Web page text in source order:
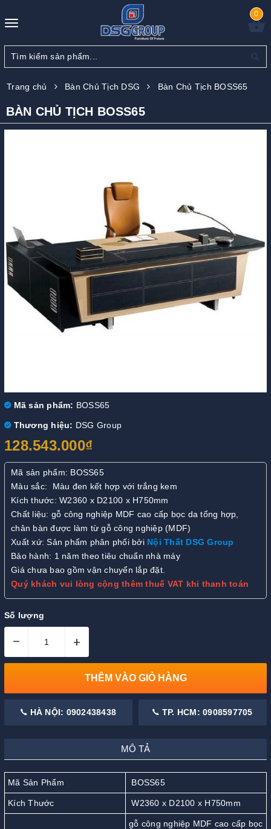
Toggle
0
Trang chủ Bàn Chủ Tịch DSG Bàn Chủ Tịch BOSS65
BÀN CHỦ TỊCH BOSS65
Mã sản phẩm: BOSS65
Thương hiệu: DSG Group
128.543.000₫
Mã sản phẩm: BOSS65
Màu sắc: Màu đen kết hợp với trắng kem
Kích thước: W2360 x D2100 x H750mm
Chất liệu: gỗ công nghiệp MDF cao cấp bọc da tổng hợp,
chân bàn được làm từ gỗ công nghiệp (MDF)
Xuất xứ: Sản phẩm phân phối bởi Nội Thất DSG Group
Bảo hành: 1 năm theo tiêu chuẩn nhà máy
Giá chưa bao gồm vận chuyển lắp đặt.
Quý khách vui lòng cộng thêm thuế VAT khi thanh toán
Số lượng
– +
THÊM VÀO GIỎ HÀNG
HÀ NỘI: 0902438438 TP. HCM: 0908597705
MÔ TẢ
Mã Sản Phẩm BOSS65
Kích Thước W2360 x D2100 x H750mm
gỗ công nghiệp MDF cao cấp bọc